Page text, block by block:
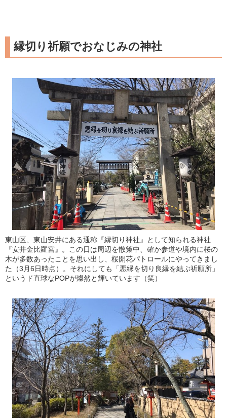
縁切り祈願でおなじみの神社
東山区、東山安井にある通称『縁切り神社』として知られる神社
『安井金比羅宮』。この日は周辺を散策中、確か参道や境内に桜の
木が多数あったことを思い出し、桜開花パトロールにやってきまし
た（3月6日時点）。それにしても「悪縁を切り良縁を結ぶ祈願所」
というド直球なPOPが燦然と輝いています（笑）